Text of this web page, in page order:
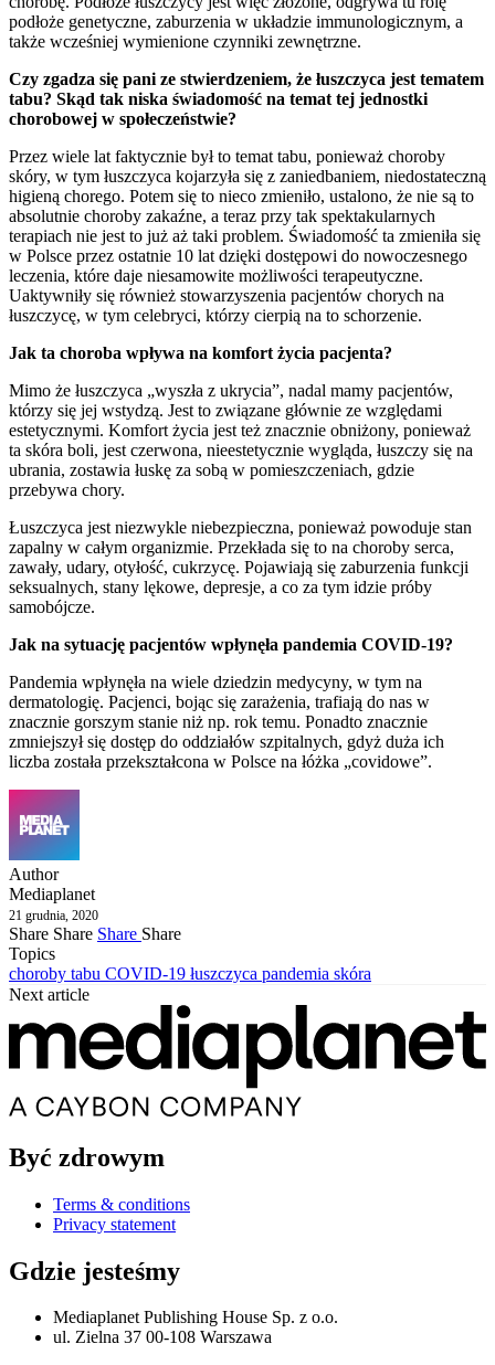
podłoże genetyczne, zaburzenia w układzie immunologicznym, a
także wcześniej wymienione czynniki zewnętrzne.
Czy zgadza się pani ze stwierdzeniem, że łuszczyca jest tematem
tabu? Skąd tak niska świadomość na temat tej jednostki
chorobowej w społeczeństwie?
Przez wiele lat faktycznie był to temat tabu, ponieważ choroby
skóry, w tym łuszczyca kojarzyła się z zaniedbaniem, niedostateczną
higieną chorego. Potem się to nieco zmieniło, ustalono, że nie są to
absolutnie choroby zakaźne, a teraz przy tak spektakularnych
terapiach nie jest to już aż taki problem. Świadomość ta zmieniła się
w Polsce przez ostatnie 10 lat dzięki dostępowi do nowoczesnego
leczenia, które daje niesamowite możliwości terapeutyczne.
Uaktywniły się również stowarzyszenia pacjentów chorych na
łuszczycę, w tym celebryci, którzy cierpią na to schorzenie.
Jak ta choroba wpływa na komfort życia pacjenta?
Mimo że łuszczyca „wyszła z ukrycia”, nadal mamy pacjentów,
którzy się jej wstydzą. Jest to związane głównie ze względami
estetycznymi. Komfort życia jest też znacznie obniżony, ponieważ
ta skóra boli, jest czerwona, nieestetycznie wygląda, łuszczy się na
ubrania, zostawia łuskę za sobą w pomieszczeniach, gdzie
przebywa chory.
Łuszczyca jest niezwykle niebezpieczna, ponieważ powoduje stan
zapalny w całym organizmie. Przekłada się to na choroby serca,
zawały, udary, otyłość, cukrzycę. Pojawiają się zaburzenia funkcji
seksualnych, stany lękowe, depresje, a co za tym idzie próby
samobójcze.
Jak na sytuację pacjentów wpłynęła pandemia COVID-19?
Pandemia wpłynęła na wiele dziedzin medycyny, w tym na
dermatologię. Pacjenci, bojąc się zarażenia, trafiają do nas w
znacznie gorszym stanie niż np. rok temu. Ponadto znacznie
zmniejszył się dostęp do oddziałów szpitalnych, gdyż duża ich
liczba została przekształcona w Polsce na łóżka „covidowe”.
Author
Mediaplanet
21 grudnia, 2020
Share Share Share Share
Topics
choroby tabu COVID-19 łuszczyca pandemia skóra
Next article
Być zdrowym
Terms & conditions
Privacy statement
Gdzie jesteśmy
Mediaplanet Publishing House Sp. z o.o.
ul. Zielna 37 00-108 Warszawa